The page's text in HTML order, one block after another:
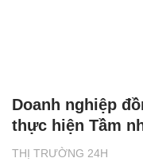
THỊ TRƯỜNG 24H
Doanh nghiệp
thực hiện Tầm